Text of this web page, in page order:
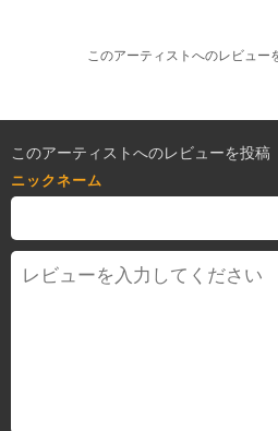
このアーティストへのレビュー
このアーティストへのレビューを投稿
ニックネーム